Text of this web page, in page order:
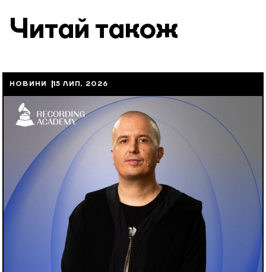
Читай також
НОВИНИ 15 ЛИП, 2026